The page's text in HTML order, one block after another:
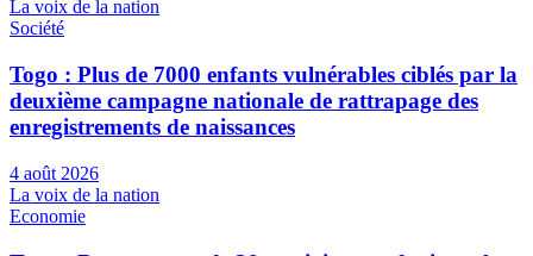
La voix de la nation
Société
Togo : Plus de 7000 enfants vulnérables ciblés par la
deuxième campagne nationale de rattrapage des
enregistrements de naissances
4 août 2026
La voix de la nation
Economie